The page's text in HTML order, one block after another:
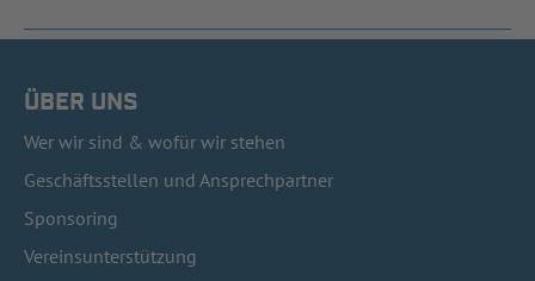
ÜBER UNS
Wer wir sind & wofür wir stehen
Geschäftsstellen und Ansprechpartner
Sponsoring
Vereinsunterstützung